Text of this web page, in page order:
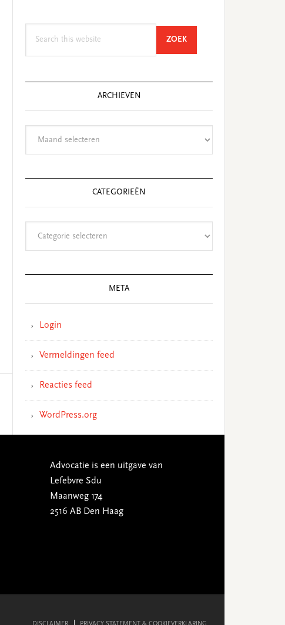
ZOEKSEARCH
ARCHIEVEN
CATEGORIEËN
META
Login
Vermeldingen feed
Reacties feed
WordPress.org
Advocatie is een uitgave van
Lefebvre Sdu
Maanweg 174
2516 AB Den Haag